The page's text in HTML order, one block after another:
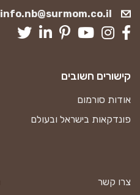
info.nb@surmom.co.il
צרו קשר
קישורים חשובים
אודות סורמום
פונדקאות בישראל ובעולם